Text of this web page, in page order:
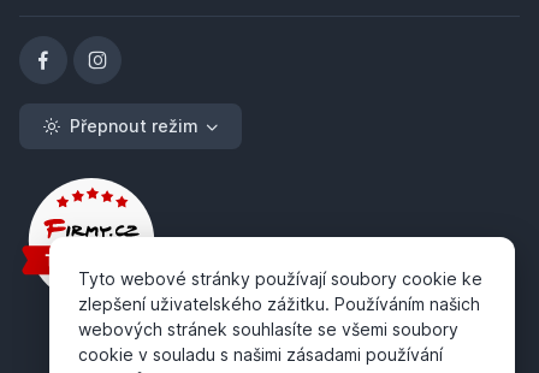
Přepnout režim
Tyto webové stránky používají soubory cookie ke
zlepšení uživatelského zážitku. Používáním našich
webových stránek souhlasíte se všemi soubory
cookie v souladu s našimi zásadami používání